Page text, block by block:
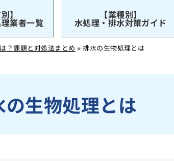
】
業者一覧
【業種別】
水処理・排水対策ガイド
？課題と対処法まとめ »排水の生物処理とは
の生物処理とは